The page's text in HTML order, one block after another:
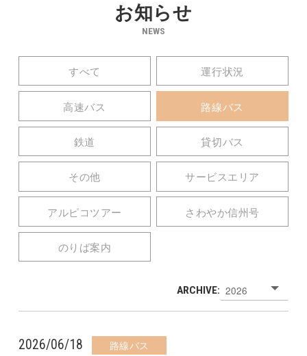
お知らせ
NEWS
すべて 運行状況
高速バス 路線バス
鉄道 貸切バス
その他 サービスエリア
アルピコツアー さわやか信州号
のりば案内
ARCHIVE:
2026/06/18 路線バス